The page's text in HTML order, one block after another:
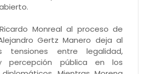
Monreal al proceso de
Gertz Manero deja al
tensiones entre legalidad,
percepción pública en los